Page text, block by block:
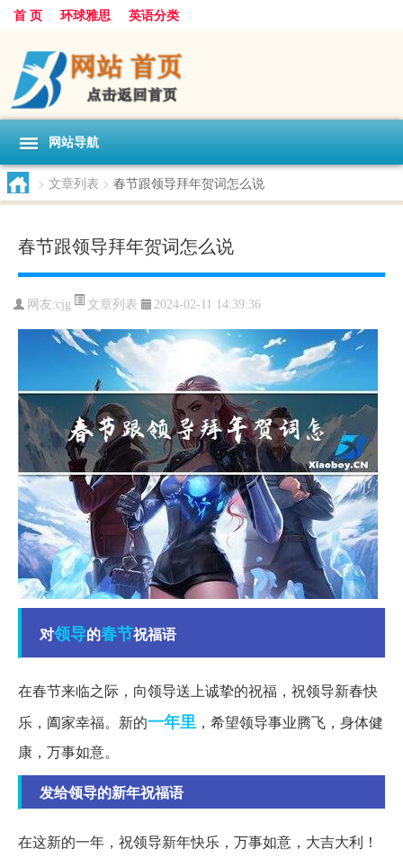
首 页 环球雅思 英语分类
网站导航
> 文章列表 > 春节跟领导拜年贺词怎么说
春节跟领导拜年贺词怎么说
网友:cjg 文章列表 2024-02-11 14:39:36
对领导的春节祝福语
在春节来临之际，向领导送上诚挚的祝福，祝领导新春快
乐，阖家幸福。新的一年里 ，希望领导事业腾飞，身体健
康，万事如意。
发给领导的新年祝福语
在这新的一年，祝领导新年快乐，万事如意，大吉大利！